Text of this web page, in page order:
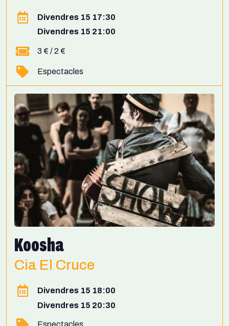
Divendres 15 17:30
Divendres 15 21:00
3 € / 2 €
Espectacles
Koosha
Cia El Cruce
Divendres 15 18:00
Divendres 15 20:30